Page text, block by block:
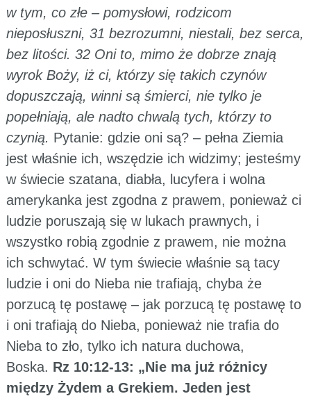
w tym, co złe – pomysłowi, rodzicom
nieposłuszni, 31 bezrozumni, niestali, bez serca,
bez litości. 32 Oni to, mimo że dobrze znają
wyrok Boży, iż ci, którzy się takich czynów
dopuszczają, winni są śmierci, nie tylko je
popełniają, ale nadto chwalą tych, którzy to
czynią. Pytanie: gdzie oni są? – pełna Ziemia
jest właśnie ich, wszędzie ich widzimy; jesteśmy
w świecie szatana, diabła, lucyfera i wolna
amerykanka jest zgodna z prawem, ponieważ ci
ludzie poruszają się w lukach prawnych, i
wszystko robią zgodnie z prawem, nie można
ich schwytać. W tym świecie właśnie są tacy
ludzie i oni do Nieba nie trafiają, chyba że
porzucą tę postawę – jak porzucą tę postawę to
i oni trafiają do Nieba, ponieważ nie trafia do
Nieba to zło, tylko ich natura duchowa,
Boska. Rz 10:12-13: „Nie ma już różnicy
między Żydem a Grekiem. Jeden jest